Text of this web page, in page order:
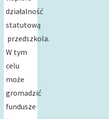
działalność
statutową
przedszkola.
W tym
celu
może
gromadzić
fundusze